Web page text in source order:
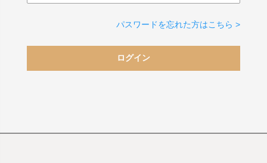
パスワードを忘れた方はこちら >
ログイン